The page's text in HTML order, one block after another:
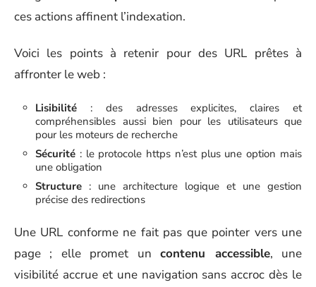
ces actions affinent l’indexation.
Voici les points à retenir pour des URL prêtes à
affronter le web :
Lisibilité : des adresses explicites, claires et
compréhensibles aussi bien pour les utilisateurs que
pour les moteurs de recherche
Sécurité : le protocole https n’est plus une option mais
une obligation
Structure : une architecture logique et une gestion
précise des redirections
Une URL conforme ne fait pas que pointer vers une
page ; elle promet uncontenu accessible, une
visibilité accrue et une navigation sans accroc dès le